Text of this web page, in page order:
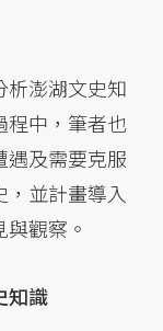
析澎湖文史知
程中，筆者也
遇及需要克服
並計畫導入
觀察。
知識